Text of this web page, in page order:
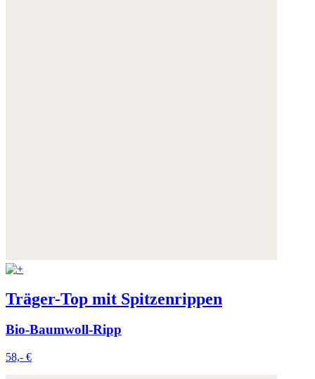
Träger-Top mit Spitzenrippen
Bio-Baumwoll-Ripp
58,- €